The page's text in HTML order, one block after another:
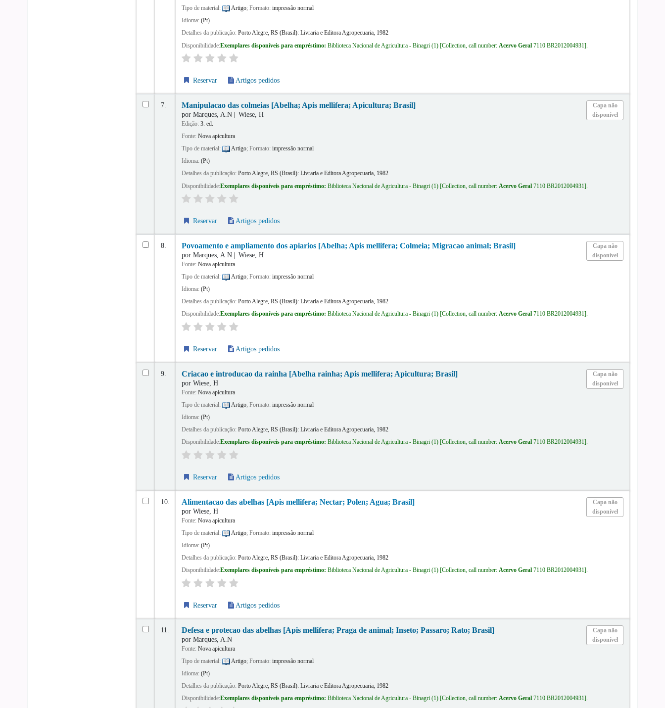
Tipo de material:
Artigo; Formato:impressão normal
Idioma:(Pt)
Detalhes da publicação:Porto Alegre, RS (Brasil):Livraria e Editora Agropecuaria, 1982
Disponibilidade:Exemplares disponíveis para empréstimo:Biblioteca Nacional de Agricultura - Binagri (1) Collection, call number: Acervo Geral7110 BR2012004931
Reservar Artigos pedidos
7.
Capa não
disponível
Manipulacao das colmeias [Abelha; Apis mellifera; Apicultura; Brasil]
porMarques, A.N Wiese, H
Edição:3. ed.
Fonte:Nova apicultura
Tipo de material:
Artigo; Formato:impressão normal
Idioma:(Pt)
Detalhes da publicação:Porto Alegre, RS (Brasil):Livraria e Editora Agropecuaria, 1982
Disponibilidade:Exemplares disponíveis para empréstimo:Biblioteca Nacional de Agricultura - Binagri (1) Collection, call number: Acervo Geral7110 BR2012004931
Reservar Artigos pedidos
8.
Capa não
disponível
Povoamento e ampliamento dos apiarios [Abelha; Apis mellifera; Colmeia; Migracao animal; Brasil]
porMarques, A.N Wiese, H
Fonte:Nova apicultura
Tipo de material:
Artigo; Formato:impressão normal
Idioma:(Pt)
Detalhes da publicação:Porto Alegre, RS (Brasil):Livraria e Editora Agropecuaria, 1982
Disponibilidade:Exemplares disponíveis para empréstimo:Biblioteca Nacional de Agricultura - Binagri (1) Collection, call number:Acervo Geral7110 BR2012004931 .
Reservar Artigos pedidos
9.
Capa não
disponível
Criacao e introducao da rainha [Abelha rainha; Apis mellifera; Apicultura; Brasil]
porWiese, H
Fonte:Nova apicultura
Tipo de material:
Artigo; Formato:impressão normal
Idioma:(Pt)
Detalhes da publicação:Porto Alegre, RS (Brasil):Livraria e Editora Agropecuaria, 1982
Disponibilidade:Exemplares disponíveis para empréstimo:Biblioteca Nacional de Agricultura - Binagri (1) Collection, call number:Acervo Geral7110 BR2012004931 .
Reservar Artigos pedidos
10.
Capa não
disponível
Alimentacao das abelhas [Apis mellifera; Nectar; Polen; Agua; Brasil]
porWiese, H
Fonte:Nova apicultura
Tipo de material:
Artigo; Formato:impressão normal
Idioma:(Pt)
Detalhes da publicação:Porto Alegre, RS (Brasil):Livraria e Editora Agropecuaria, 1982
Disponibilidade:Exemplares disponíveis para empréstimo:Biblioteca Nacional de Agricultura - Binagri (1) Collection, call number:Acervo Geral7110 BR2012004931 .
Reservar Artigos pedidos
11.
Capa não
disponível
Defesa e protecao das abelhas [Apis mellifera; Praga de animal; Inseto; Passaro; Rato; Brasil]
porMarques, A.N
Fonte:Nova apicultura
Tipo de material:
Artigo; Formato:impressão normal
Idioma:(Pt)
Detalhes da publicação:Porto Alegre, RS (Brasil):Livraria e Editora Agropecuaria, 1982
Disponibilidade:Exemplares disponíveis para empréstimo:Biblioteca Nacional de Agricultura - Binagri (1) Collection, call number:Acervo Geral7110 BR2012004931 .